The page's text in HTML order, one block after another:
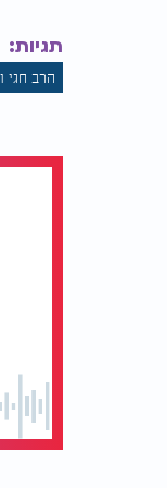
מתוך
יצרו
היתה
תגיות:
הרב חגי